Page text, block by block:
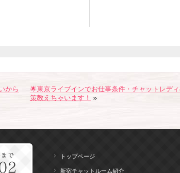
から
🌟東京ライブインでお仕事条件・チャットレデ
策教えちゃいます！
»
トップページ
新宿チャットルーム紹介